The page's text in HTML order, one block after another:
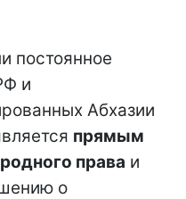
постоянное
и
Абхазии
прямым
права и
о